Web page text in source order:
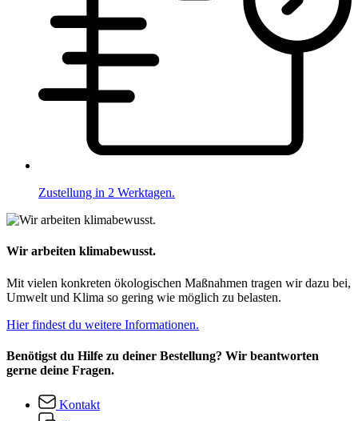
Zustellung in 2 Werktagen.
Wir arbeiten klimabewusst.
Mit vielen konkreten ökologischen Maßnahmen tragen wir dazu bei,
Umwelt und Klima so gering wie möglich zu belasten.
Hier findest du weitere Informationen.
Benötigst du Hilfe zu deiner Bestellung? Wir beantworten
gerne deine Fragen.
Kontakt